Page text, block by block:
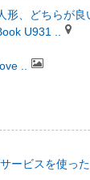
形、どちらが良
U931 ..
..
ービスを使った